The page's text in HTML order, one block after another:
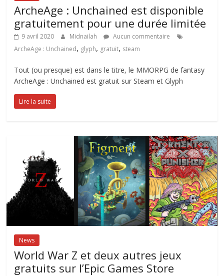
ArcheAge : Unchained est disponible
gratuitement pour une durée limitée
9 avril 2020 Midnailah
Aucun commentaire
ArcheAge : Unchained, glyph, gratuit, steam
Tout (ou presque) est dans le titre, le MMORPG de fantasy
ArcheAge : Unchained est gratuit sur Steam et Glyph
Lire la suite
News
World War Z et deux autres jeux
gratuits sur l’Epic Games Store